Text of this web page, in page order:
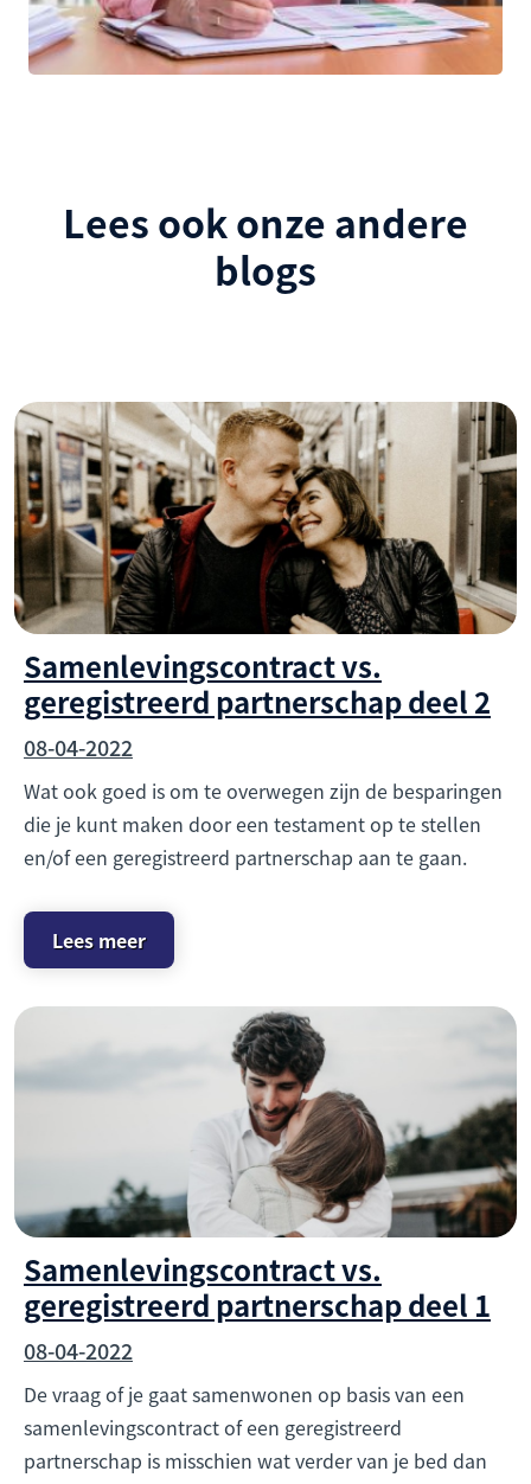
Lees ook onze andere
blogs
Samenlevingscontract vs.
geregistreerd partnerschap deel 2
08-04-2022
Wat ook goed is om te overwegen zijn de besparingen
die je kunt maken door een testament op te stellen
en/of een geregistreerd partnerschap aan te gaan.
Lees meer
Samenlevingscontract vs.
geregistreerd partnerschap deel 1
08-04-2022
De vraag of je gaat samenwonen op basis van een
samenlevingscontract of een geregistreerd
partnerschap is misschien wat verder van je bed dan